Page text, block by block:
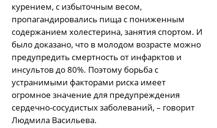
курением, с избыточным весом,
пропагандировались пища с пониженным
содержанием холестерина, занятия спортом. И
было доказано, что в молодом возрасте можно
предупредить смертность от инфарктов и
инсультов до 80%. Поэтому борьба с
устранимыми факторами риска имеет
огромное значение для предупреждения
сердечно-сосудистых заболеваний, – говорит
Людмила Васильева.